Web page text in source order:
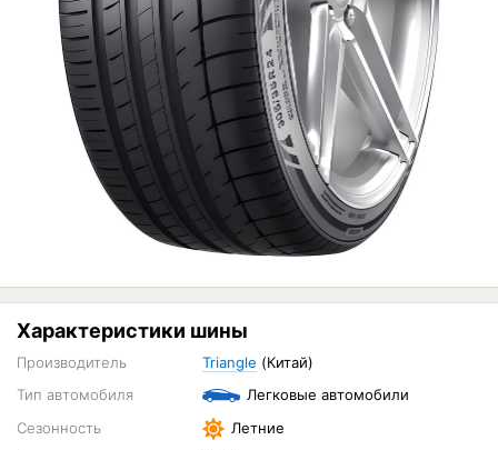
Характеристики шины
Производитель Triangle (Китай)
Тип автомобиля
Легковые автомобили
Сезонность
Летние